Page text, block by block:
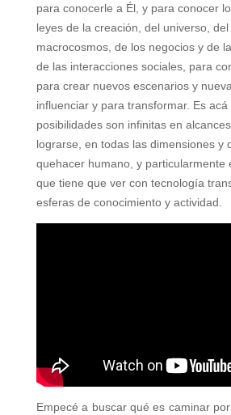
para conocerle a Él, y para conocer
leyes de la creación, del universo,
macrocosmos, de los negocios y de
de las interacciones sociales, para
para crear nuevos escenarios y
influenciar y para transformar. Es
posibilidades son infinitas en
lograrse, en todas las dimensiones y
quehacer humano, y particularmente
que tiene que ver con tecnología
esferas de conocimiento y actividad.
Empecé a buscar qué es caminar